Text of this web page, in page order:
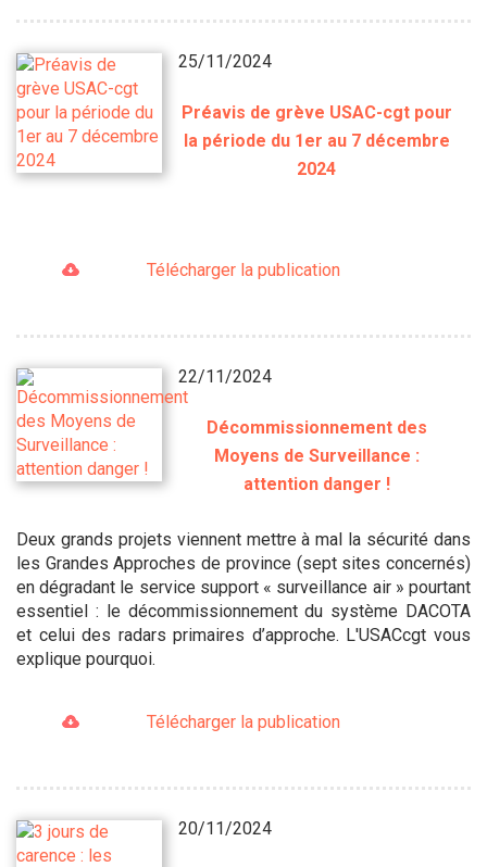
25/11/2024
Préavis de grève USAC-cgt pour
la période du 1er au 7 décembre
2024
Télécharger la publication
22/11/2024
Décommissionnement des
Moyens de Surveillance :
attention danger !
Deux grands projets viennent mettre à mal la sécurité dans
les Grandes Approches de province (sept sites concernés)
en dégradant le service support « surveillance air » pourtant
essentiel : le décommissionnement du système DACOTA
et celui des radars primaires d’approche. L'USACcgt vous
explique pourquoi.
Télécharger la publication
20/11/2024